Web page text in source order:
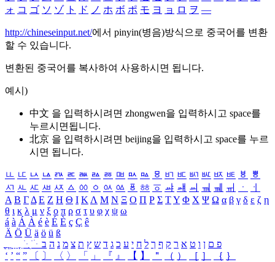
ォ コ ゴ ソ ゾ ト ド ノ ホ ボ ポ モ ヨ ョ ロ ヲ ―
http://chineseinput.net/에서 pinyin(병음)방식으로 중국어를 변환
할 수 있습니다.
변환된 중국어를 복사하여 사용하시면 됩니다.
예시)
中文 을 입력하시려면 zhongwen을 입력하시고 space를
누르시면됩니다.
北京 을 입력하시려면 beijing을 입력하시고 space를 누르
시면 됩니다.
ㅥ ㅦ ㅧ ㅨ ㅩ ㅪ ㅫ ㅬ ㅭ ㅮ ㅯ ㅰ ㅱ ㅲ ㅳ ㅴ ㅵ ㅶ ㅷ ㅸ
ㅹ
ㅺ ㅻ ㅼ ㅽ ㅾ ㅿ ㆀ ㆁ ㆂ ㆃ ㆄ ㆅ ㆆ ㆇ ㆈ ㆉ ㆊ ㆋ ㆌ ㆍ
ㆎ
Α Β ΓΔ Ε Ζ Η Θ Ι ΚΛ Μ Ν Ξ Ο Π Ρ Σ ΤΥ Φ Χ Ψ Ω α β γ δ ε ζ η
θ ι κ λ μ ν ξ ο π ρ σ τ υ φ χ ψ ω
á à Á À é è É È ç Ç ê
Ä Ö Ü ä ö ü ß
ִֶֹ ֻּ ׁׂ פ ם ן ו ט א ר ק ף ך ל ח י ע כ ג ד ש ץ ת צ מ נ ה ב
‘ ’ “ ” 〔 〕 〈 〉 「 」 『 』 【 】 ＂ （ ） ［ ］ ｛ ｝